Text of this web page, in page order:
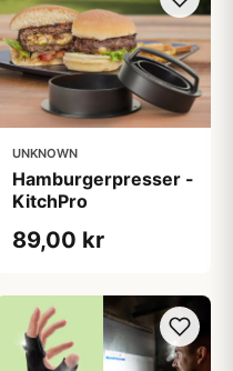
UNKNOWN
Hamburgerpresser -
KitchPro
89,00 kr